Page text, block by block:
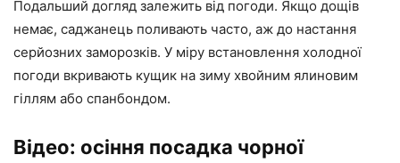
Подальший догляд залежить від погоди. Якщо дощів
немає, саджанець поливають часто, аж до настання
серйозних заморозків. У міру встановлення холодної
погоди вкривають кущик на зиму хвойним ялиновим
гіллям або спанбондом.
Відео: осіння посадка чорної